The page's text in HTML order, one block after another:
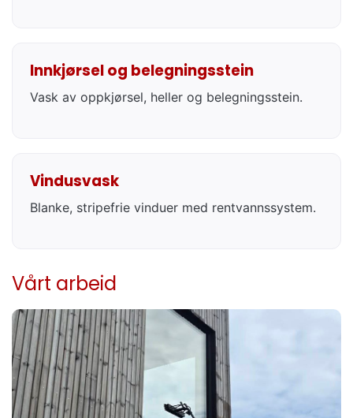
Innkjørsel og belegningsstein
Vask av oppkjørsel, heller og belegningsstein.
Vindusvask
Blanke, stripefrie vinduer med rentvannssystem.
Vårt arbeid